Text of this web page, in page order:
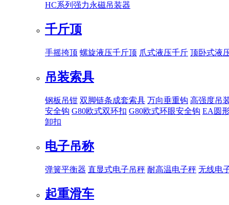
HC系列强力永磁吊装器
千斤顶
手摇挎顶 螺旋液压千斤顶 爪式液压千斤 顶卧式液
吊装索具
钢板吊钳 双脚链条成套索具 万向垂重钩 高强度吊
安全钩 G80欧式双环扣 G80欧式环眼安全钩 EA圆
卸扣
电子吊称
弹簧平衡器 直显式电子吊秤 耐高温电子秤 无线电
起重滑车